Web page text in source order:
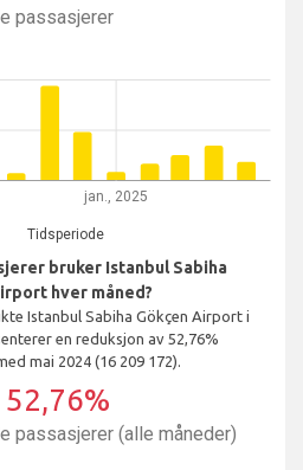
passasjerer
jan., 2025
Tidsperiode
bruker Istanbul Sabiha
hver måned?
Istanbul Sabiha Gökçen Airport i
en reduksjon av 52,76%
mai 2024 (16 209 172).
52,76%
passasjerer (alle måneder)